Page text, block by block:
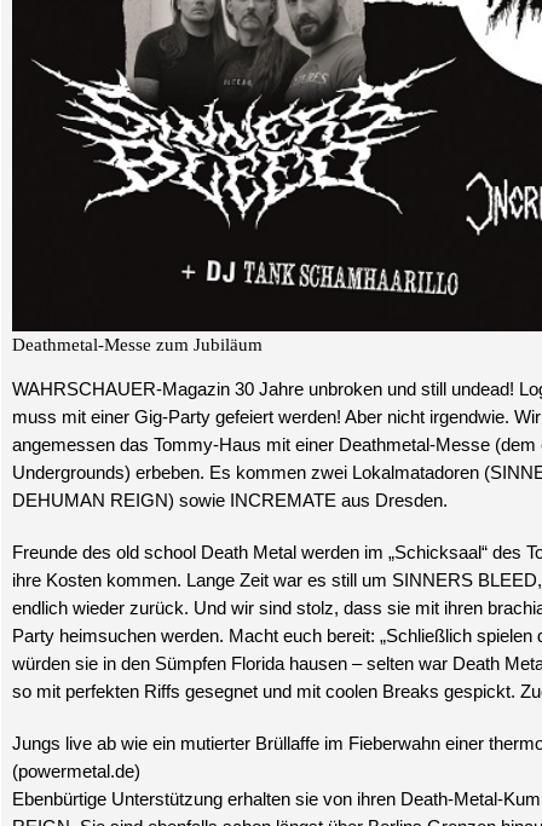
Deathmetal-Messe zum Jubiläum
WAHRSCHAUER-Magazin 30 Jahre unbroken und still undead!
muss mit einer Gig-Party gefeiert werden! Aber nicht irgendwie.
angemessen das Tommy-Haus mit einer Deathmetal-Messe (dem
Undergrounds) erbeben. Es kommen zwei Lokalmatadoren
DEHUMAN REIGN) sowie INCREMATE aus Dresden.
Freunde des old school Death Metal werden im „Schicksaal“ des
ihre Kosten kommen. Lange Zeit war es still um SINNERS
endlich wieder zurück. Und wir sind stolz, dass sie mit ihren
Party heimsuchen werden. Macht euch bereit: „Schließlich spielen
würden sie in den Sümpfen Florida hausen – selten war Death
so mit perfekten Riffs gesegnet und mit coolen Breaks gespickt.
Jungs live ab wie ein mutierter Brüllaffe im Fieberwahn einer
(powermetal.de)
Ebenbürtige Unterstützung erhalten sie von ihren Death-Metal-